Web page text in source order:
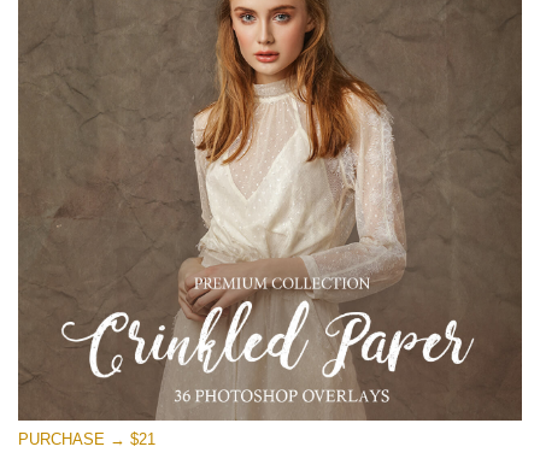
Large 6000*4000px
Free download
PURCHASE → $21